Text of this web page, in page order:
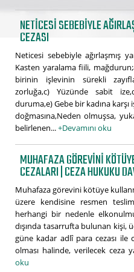
NETICESI SEBEBIYLE
CEZASI
Neticesi sebebiyle ağırlaşmış
Kasten yaralama fiili,
birinin işlevinin sürekli
zorluğa,c) Yüzünde sabit
duruma,e) Gebe bir kadına
doğmasına,Neden olmuşsa,
belirlenen...+Devamını oku
MUHAFAZA GÖREVINI
CEZALARI | CEZA HUKUKU
Muhafaza görevini kötüye
üzere kendisine resmen
herhangi bir nedenle
dışında tasarrufta bulunan kişi,
güne kadar adlî para cezası ile
olması halinde, verilecek ceza
oku